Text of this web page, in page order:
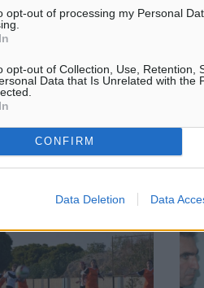
opt-out of processing my Personal
opt-out of Collection, Use, Retention,
Data that Is Unrelated with the
CONFIRM
Data Deletion Data
την ΕΠΣΔ τα παιχνίδια
του
της Β’ Κατηγορίας
της Ρόδου, τα οποία
μέσα στο
Οι ...